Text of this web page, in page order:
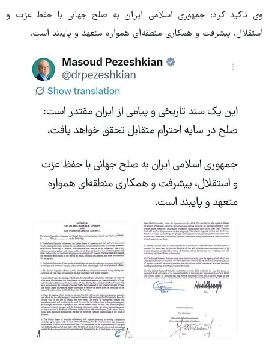
وی تاکید کرد: جمهوری اسلامی ایران به صلح جهانی با حفظ عزت و
استقلال، پیشرفت و همکاری منطقه‌ای همواره متعهد و پایبند است.